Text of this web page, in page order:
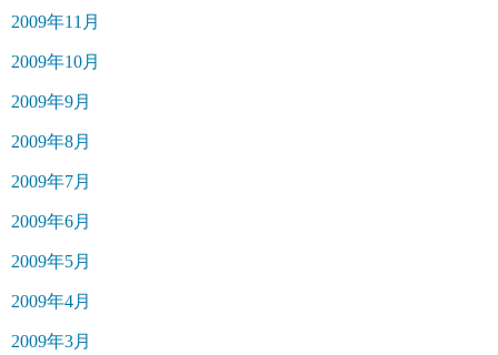
2009年11月
2009年10月
2009年9月
2009年8月
2009年7月
2009年6月
2009年5月
2009年4月
2009年3月